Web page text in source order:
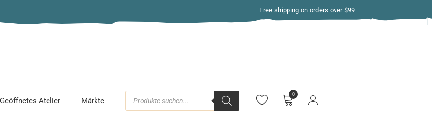
Free shipping on orders over $99
Geöffnetes Atelier Märkte
Schmuckparty